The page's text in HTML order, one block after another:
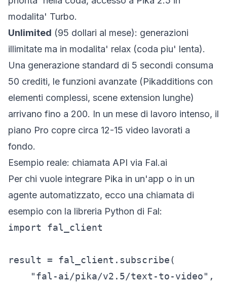
modalita' Turbo.
Unlimited (95 dollari al mese): generazioni
illimitate ma in modalita' relax (coda piu' lenta).
Una generazione standard di 5 secondi consuma
50 crediti, le funzioni avanzate (Pikadditions con
elementi complessi, scene extension lunghe)
arrivano fino a 200. In un mese di lavoro intenso, il
piano Pro copre circa 12-15 video lavorati a
fondo.
Esempio reale: chiamata API via Fal.ai
Per chi vuole integrare Pika in un'app o in un
agente automatizzato, ecco una chiamata di
esempio con la libreria Python di Fal:
import fal_client
result = fal_client.subscribe(
    "fal-ai/pika/v2.5/text-to-video",